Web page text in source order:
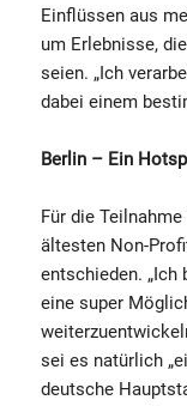
Einflüssen aus
um Erlebnisse,
seien. „Ich
dabei einem
Berlin – Ein
Für die
ältesten Non-
entschieden. „Ich
eine super
sei es natürlich
deutsche